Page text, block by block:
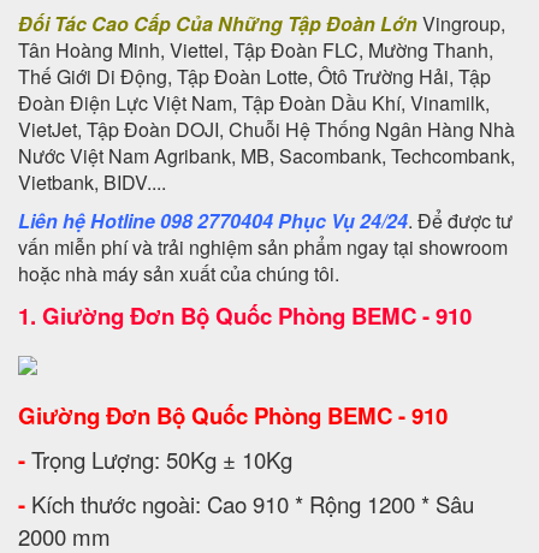
Đối Tác Cao Cấp Của Những Tập Đoàn LớnVingroup,
Tân Hoàng Minh, Viettel, Tập Đoàn FLC, Mường Thanh,
Thế Giới Di Động, Tập Đoàn Lotte, Ôtô Trường Hải, Tập
Đoàn Điện Lực Việt Nam, Tập Đoàn Dầu Khí, Vinamilk,
VietJet, Tập Đoàn DOJI, Chuỗi Hệ Thống Ngân Hàng Nhà
Nước Việt Nam Agribank, MB, Sacombank, Techcombank,
Vietbank, BIDV....
Liên hệ Hotline 098 2770404 Phục Vụ 24/24. Để được tư
vấn miễn phí và trải nghiệm sản phẩm ngay tại showroom
hoặc nhà máy sản xuất của chúng tôi.
1. Giường Đơn Bộ Quốc Phòng BEMC - 910
Giường Đơn Bộ Quốc Phòng BEMC - 910
-Trọng Lượng: 50Kg ± 10Kg
- Kích thước ngoài: Cao 910 * Rộng 1200 * Sâu
2000 mm